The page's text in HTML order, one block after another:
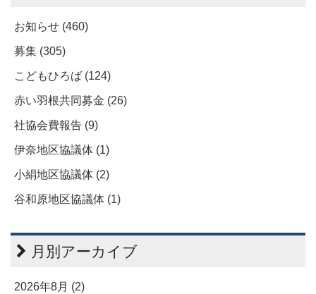
お知らせ (460)
募集 (305)
こどもひろば (124)
赤い羽根共同募金 (26)
社協会費報告 (9)
伊奈地区協議体 (1)
小絹地区協議体 (2)
谷和原地区協議体 (1)
月別アーカイブ
2026年8月 (2)